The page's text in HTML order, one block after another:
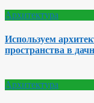
Архитектура
Используем
пространства в
Архитектура